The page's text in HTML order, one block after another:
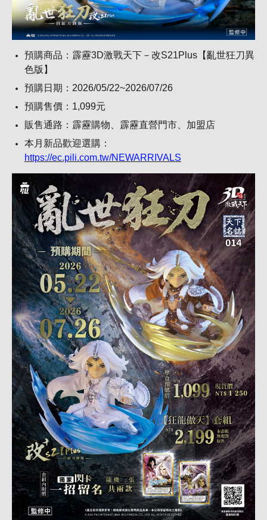
預購商品：霹靂3D激戰天下－改S21Plus【亂世狂刀異
色版】
預購日期：2026/05/22~2026/07/26
預購售價：1,099元
販售通路：霹靂購物、霹靂直營門市、加盟店
本月新品歡迎選購：
https://ec.pili.com.tw/NEWARRIVALS